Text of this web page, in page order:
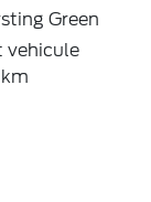
Green
vehicule